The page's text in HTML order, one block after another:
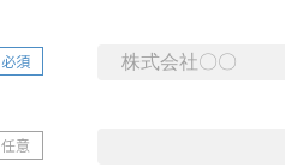
必須
任意